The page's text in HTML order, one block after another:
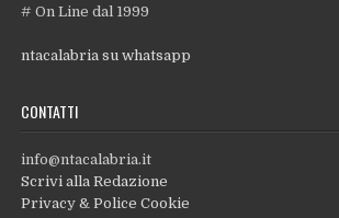
# On Line dal 1999
ntacalabria su whatsapp
CONTATTI
info@ntacalabria.it
Scrivi alla Redazione
Privacy & Police Cookie